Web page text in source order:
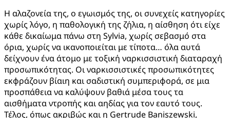
Η αλαζονεία της, ο εγωισμός της, οι συνεχείς κατηγορίες
χωρίς λόγο, η παθολογική της ζήλια, η αίσθηση ότι είχε
κάθε δικαίωμα πάνω στη Sylvia, χωρίς σεβασμό στα
όρια, χωρίς να ικανοποιείται με τίποτα… όλα αυτά
δείχνουν ένα άτομο με τοξική ναρκισσιστική διαταραχή
προσωπικότητας. Οι ναρκισσιστικές προσωπικότητες
εκφράζουν βίαιη και σαδιστική συμπεριφορά, σε μια
προσπάθεια να καλύψουν βαθιά μέσα τους τα
αισθήματα ντροπής και αηδίας για τον εαυτό τους.
Τέλος, όπως ακριβώς και η Gertrude Baniszewski,